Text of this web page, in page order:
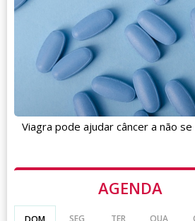
AGENDA
SEG TER QUA
Viagra pode ajudar câncer a não